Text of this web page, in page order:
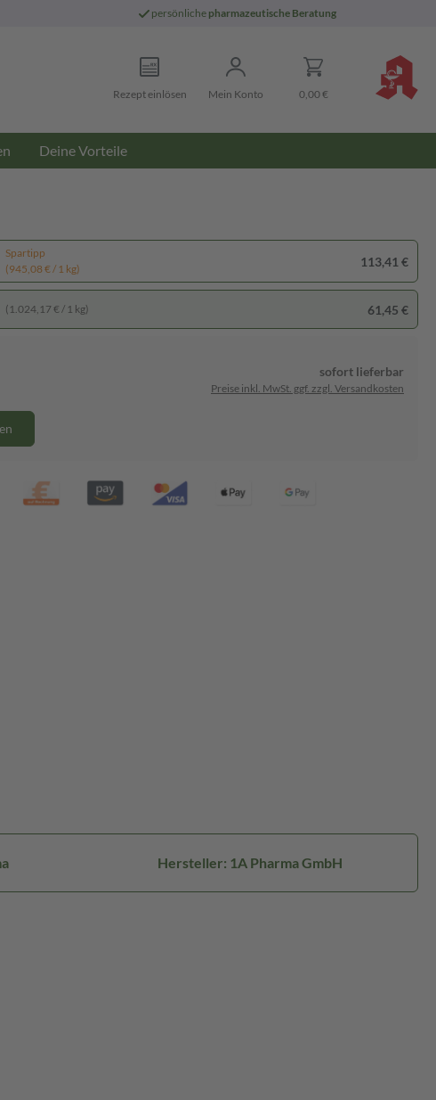
persönliche pharmazeutische Beratung
Rezept einlösen Mein Konto 0,00 €
Deine Vorteile
Spartipp
(945,08 € / 1 kg)
113,41 €
(1.024,17 € / 1 kg) 61,45 €
sofort lieferbar
Preise inkl. MwSt. ggf. zzgl. Versandkosten
Hersteller: 1A Pharma GmbH